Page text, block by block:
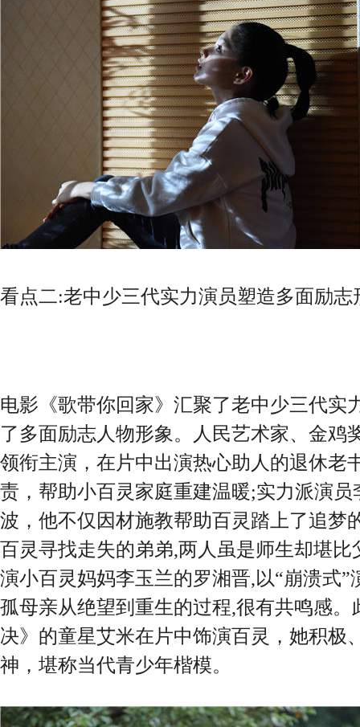
看点二:老中少三代实力演员塑造多面励志
电影《歌带你回家》汇聚了老中少三代实
了多面励志人物形象。人民艺术家、金鸡
领衔主演，在片中出演热心助人的退休老
责，帮助小百灵家庭重建温暖;实力派演
波，他不仅因材施教帮助百灵踏上了追梦
百灵寻找走失的弟弟,两人虽是师生却堪
演小百灵妈妈李玉兰的罗湘晋,以“崩溃式
孤母亲从绝望到重生的过程,很有共鸣感。
决》的童星艾米在片中饰演百灵，她积极
神，堪称当代青少年楷模。